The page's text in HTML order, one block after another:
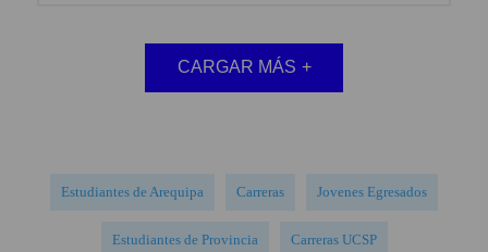
CARGAR MÁS +
Estudiantes de Arequipa Carreras Jovenes Egresados
Estudiantes de Provincia Carreras UCSP